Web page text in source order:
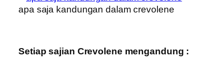
apa saja kandungan dalam crevolene
Setiap sajian Crevolene mengandung :